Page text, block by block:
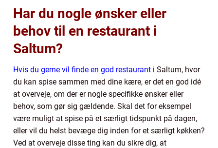
Har du nogle ønsker eller
behov til en restaurant i
Saltum?
Hvis du gerne vil finde en god restaurant i Saltum, hvor
du kan spise sammen med dine kære, er det en god idé
at overveje, om der er nogle specifikke ønsker eller
behov, som gør sig gældende. Skal det for eksempel
være muligt at spise på et særligt tidspunkt på dagen,
eller vil du helst bevæge dig inden for et særligt køkken?
Ved at overveje disse ting kan du sikre dig, at